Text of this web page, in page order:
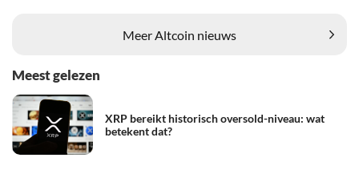
Meer Altcoin nieuws
Meest gelezen
XRP bereikt historisch oversold-niveau: wat
betekent dat?